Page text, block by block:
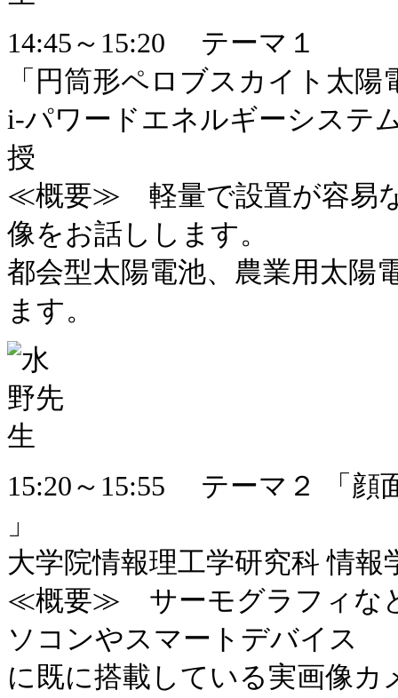
14:45～15:20 テーマ１
「円筒形ペロブスカイト太
i-パワードエネルギーシス
授
≪概要≫ 軽量で設置が容易な
像をお話しします。
都会型太陽電池、​農業用太陽
ます。​
15:20～15:55 テーマ２ 「顔
」
大学院情報理工学研究科 情
≪概要≫ サーモグラフィな
ソコンやスマートデバイス
に既に搭載している実画像